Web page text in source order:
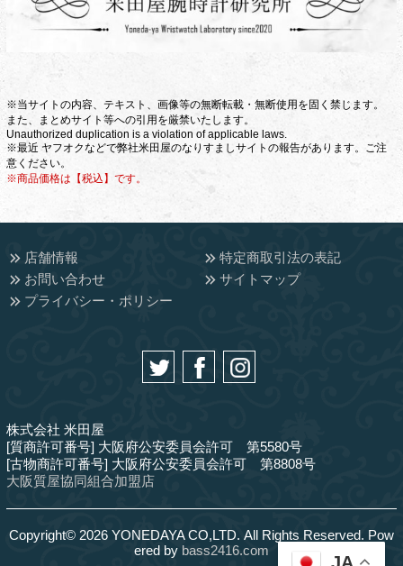
※当サイトの内容、テキスト、画像等の無断転載・無断使用を固く禁じます。
また、まとめサイト等への引用を厳禁いたします。
Unauthorized duplication is a violation of applicable laws.
※最近 ヤフオクなどで弊社米田屋のなりすましサイトの報告があります。ご注
意ください。
※商品価格は【税込】です。
店舗情報
特定商取引法の表記
お問い合わせ
サイトマップ
プライバシー・ポリシー
株式会社 米田屋
[質商許可番号] 大阪府公安委員会許可 第5580号
[古物商許可番号] 大阪府公安委員会許可 第8808号
大阪質屋協同組合加盟店
Copyright© 2026 YONEDAYA CO,LTD. All Rights Reserved. Pow
ered by bass2416.com